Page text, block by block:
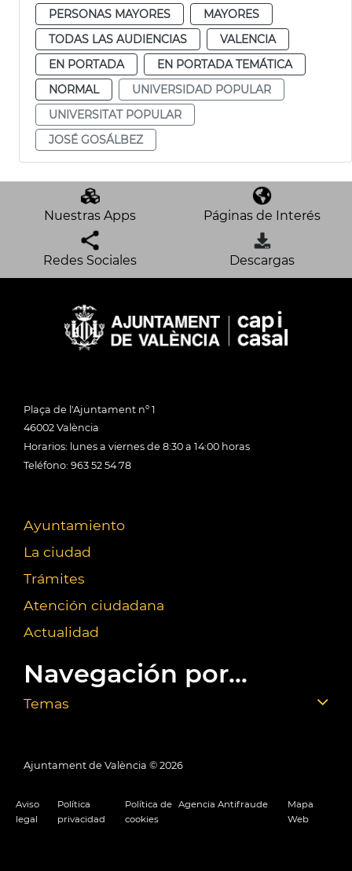
PERSONAS MAYORES
MAYORES
TODAS LAS AUDIENCIAS
VALENCIA
EN PORTADA
EN PORTADA TEMÁTICA
NORMAL
UNIVERSIDAD POPULAR
UNIVERSITAT POPULAR
JOSÉ GOSÁLBEZ
Nuestras Apps Páginas de Interés
Redes Sociales Descargas
Plaça de l'Ajuntament nº 1
46002 València
Horarios: lunes a viernes de 8:30 a 14:00 horas
Teléfono: 963 52 54 78
Ayuntamiento
La ciudad
Trámites
Atención ciudadana
Actualidad
Navegación por...
Temas
Ajuntament de València © 2026
Aviso
legal
Política
privacidad
Política de
cookies
Agencia Antifraude
Mapa
Web